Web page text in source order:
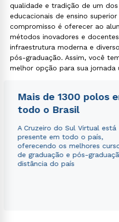
qualidade e tradição de um
educacionais de ensino
compromisso é oferecer ao
métodos inovadores e
infraestrutura moderna e
pós-graduação. Assim, você
melhor opção para sua jornada
Mais de 1300 polos
todo o Brasil
A Cruzeiro do Sul Virtual está
presente em todo o país,
oferecendo os melhores
de graduação e pós-
distância do país